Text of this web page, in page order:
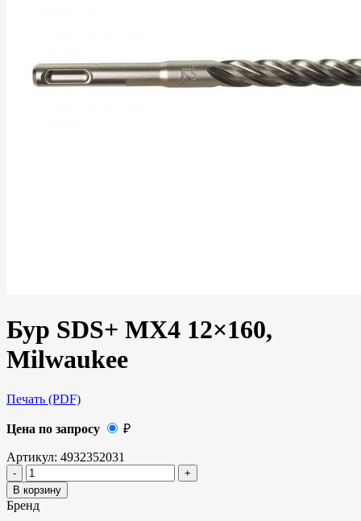
Бур SDS+ MX4 12×160,
Milwaukee
Печать (PDF)
Цена по запросу ₽
Артикул: 4932352031
В корзину
Бренд